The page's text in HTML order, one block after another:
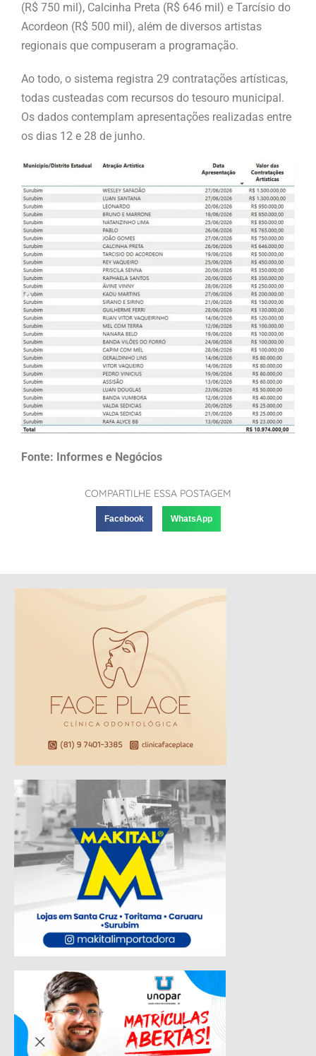
(R$ 750 mil), Calcinha Preta (R$ 646 mil) e Tarcísio do
Acordeon (R$ 500 mil), além de diversos artistas
regionais que compuseram a programação.
Ao todo, o sistema registra 29 contratações artísticas,
todas custeadas com recursos do tesouro municipal.
Os dados contemplam apresentações realizadas entre
os dias 12 e 28 de junho.
Fonte: Informes e Negócios
COMPARTILHE ESSA POSTAGEM
Facebook WhatsApp